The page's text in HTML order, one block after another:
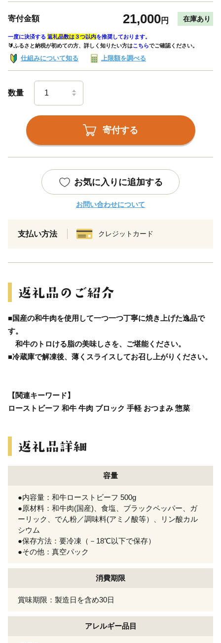
寄付金額 21,000円 在庫あり
一度に決済する 返礼品数は３つ以内を推奨しております。
🔰ふるさと納税が初めての方、詳しく知りたい方はこちらでご確認ください。
仕組みについて知る 上限額を調べる
数量
寄付する
お気に入りに追加する
お問い合わせについて
支払い方法 クレジットカード
■国産の和牛肉を使用して一つ一つ丁寧に焼き上げた逸品で
す。
和牛のトロける脂の美味しさを、ご堪能ください。
■冷蔵庫で解凍後、薄くスライスしてお召し上がりください。
【関連キーワード】
ローストビーフ 和牛 牛肉 ブロック 手軽 おつまみ 惣菜
容量
●内容量：和牛ローストビーフ 500g
●原材料：和牛肉(国産)、食塩、ブラックペッパー、ガ
ーリック、でん粉／調味料(アミノ酸等）、リン酸カル
シウム
●保存方法：要冷凍（－18℃以下で保存）
●その他：真空パック
消費期限
賞味期限：製造日を含め30日
アレルギー品目